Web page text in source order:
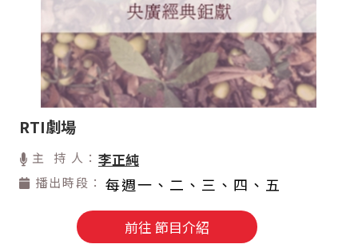
RTI劇場
主 持 人： 李正純
播出時段： 每週一、二、三、四、五
前往 節目介紹